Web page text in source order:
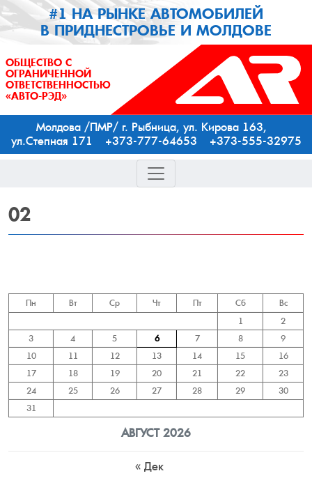
#1 НА РЫНКЕ АВТОМОБИЛЕЙ
В ПРИДНЕСТРОВЬЕ И МОЛДОВЕ
ОБЩЕСТВО С
ОГРАНИЧЕННОЙ
ОТВЕТСТВЕННОСТЬЮ
«АВТО-РЭД»
Молдова /ПМР/ г. Рыбница, ул. Кирова 163,
ул.Степная 171 +373-777-64653 +373-555-32975
02
АВГУСТ 2026
Пн Вт Ср Чт Пт Сб
Вс
1
2
3
4 5 6 7 8
9
10
11 12 13 14 15
16
17
18 19 20 21 22
23
24
25 26 27 28 29
30
31
« Дек